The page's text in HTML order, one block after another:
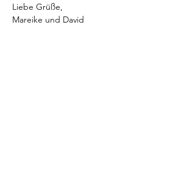
Liebe Grüße,
Mareike und David